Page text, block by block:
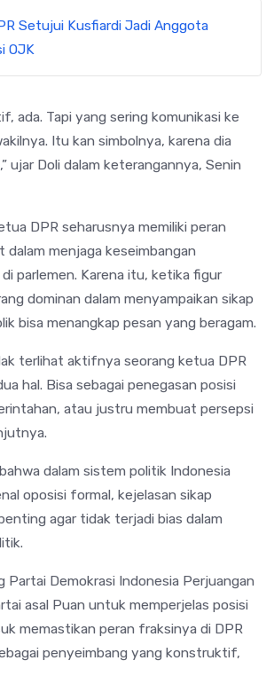
Setujui Kusfiardi Jadi Anggota
OJK
ada. Tapi yang sering komunikasi ke
Itu kan simbolnya, karena dia
ujar Doli dalam keterangannya, Senin
DPR seharusnya memiliki peran
dalam menjaga keseimbangan
parlemen. Karena itu, ketika figur
dominan dalam menyampaikan sikap
bisa menangkap pesan yang beragam.
terlihat aktifnya seorang ketua DPR
hal. Bisa sebagai penegasan posisi
atau justru membuat persepsi
dalam sistem politik Indonesia
oposisi formal, kejelasan sikap
agar tidak terjadi bias dalam
Partai Demokrasi Indonesia Perjuangan
asal Puan untuk memperjelas posisi
memastikan peran fraksinya di DPR
penyeimbang yang konstruktif,